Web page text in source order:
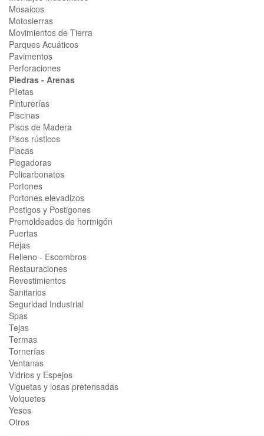
Mosaicos
Motosierras
Movimientos de Tierra
Parques Acuáticos
Pavimentos
Perforaciones
Piedras - Arenas
Piletas
Pinturerías
Piscinas
Pisos de Madera
Pisos rústicos
Placas
Plegadoras
Policarbonatos
Portones
Portones elevadizos
Postigos y Postigones
Premoldeados de hormigón
Puertas
Rejas
Relleno - Escombros
Restauraciones
Revestimientos
Sanitarios
Seguridad Industrial
Spas
Tejas
Termas
Tornerías
Ventanas
Vidrios y Espejos
Viguetas y losas pretensadas
Volquetes
Yesos
Otros